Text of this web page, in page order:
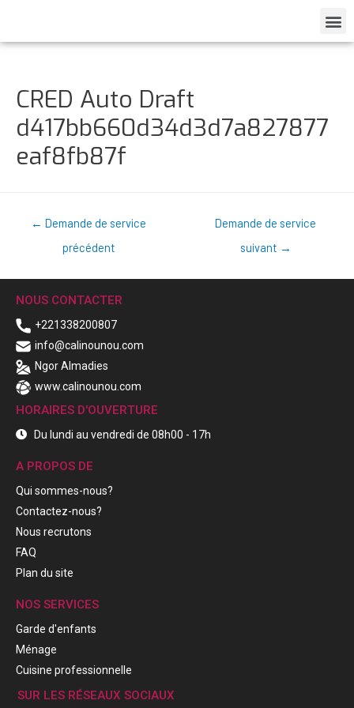
CRED Auto Draft
d417bb660d34d3d7a827877
eaf8fb87f
← Demande de service
précédent
Demande de service
suivant →
NOUS CONTACTER
+221338200807
info@calinounou.com
Ngor Almadies
www.calinounou.com
HORAIRES D'OUVERTURE
Du lundi au vendredi de 08h00 - 17h
A PROPOS DE
Qui sommes-nous?
Contactez-nous?
Nous recrutons
FAQ
Plan du site
NOS SERVICES
Garde d'enfants
Ménage
Cuisine professionnelle
SUR LES RÉSEAUX SOCIAUX